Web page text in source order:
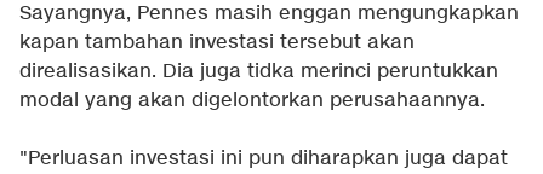
Sayangnya, Pennes masih enggan mengungkapkan
kapan tambahan investasi tersebut akan
direalisasikan. Dia juga tidka merinci peruntukkan
modal yang akan digelontorkan perusahaannya.
"Perluasan investasi ini pun diharapkan juga dapat